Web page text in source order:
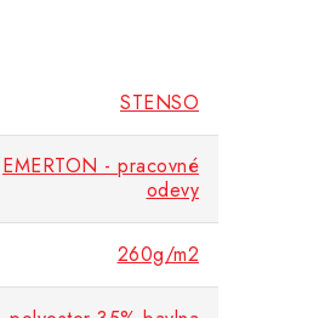
STENSO
EMERTON - pracovné
odevy
260g/m2